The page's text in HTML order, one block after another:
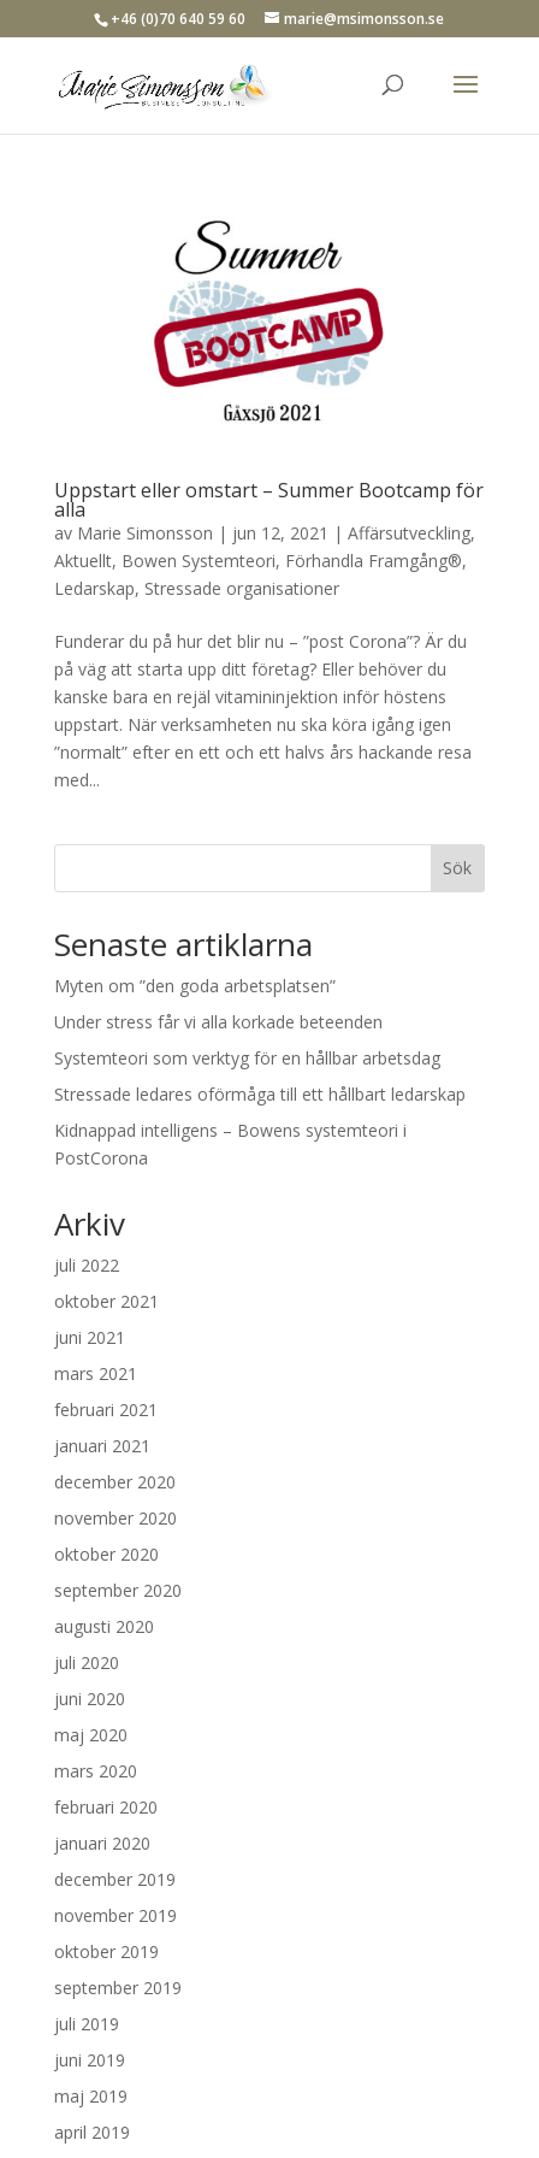
+46 (0)70 640 59 60 marie@msimonsson.se
Uppstart eller omstart – Summer Bootcamp för
alla
av Marie Simonsson | jun 12, 2021 | Affärsutveckling,
Aktuellt, Bowen Systemteori, Förhandla Framgång®,
Ledarskap, Stressade organisationer
Funderar du på hur det blir nu – ”post Corona”? Är du
på väg att starta upp ditt företag? Eller behöver du
kanske bara en rejäl vitamininjektion inför höstens
uppstart. När verksamheten nu ska köra igång igen
”normalt” efter en ett och ett halvs års hackande resa
med...
Sök
Senaste artiklarna
Myten om ”den goda arbetsplatsen”
Under stress får vi alla korkade beteenden
Systemteori som verktyg för en hållbar arbetsdag
Stressade ledares oförmåga till ett hållbart ledarskap
Kidnappad intelligens – Bowens systemteori i
PostCorona
Arkiv
juli 2022
oktober 2021
juni 2021
mars 2021
februari 2021
januari 2021
december 2020
november 2020
oktober 2020
september 2020
augusti 2020
juli 2020
juni 2020
maj 2020
mars 2020
februari 2020
januari 2020
december 2019
november 2019
oktober 2019
september 2019
juli 2019
juni 2019
maj 2019
april 2019